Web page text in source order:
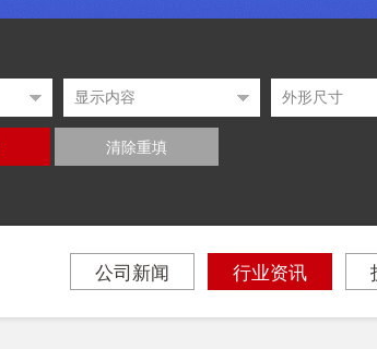
清除重填
公司新闻 行业资讯